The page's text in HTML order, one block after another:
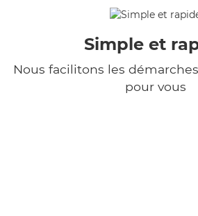
Simple et
Nous facilitons les
pour vous